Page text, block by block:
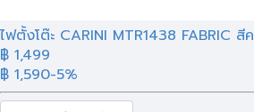
ไฟตั้งโต๊ะ CARINI MTR1438 FABRIC
฿ 1,499
฿ 1,590-5%